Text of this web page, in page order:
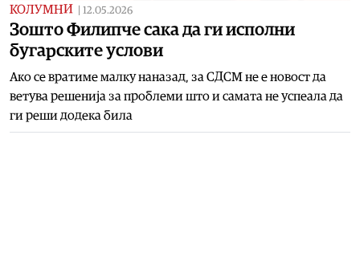
КОЛУМНИ 12.05.2026
Зошто Филипче сака да ги исполни
бугарските услови
Ако се вратиме малку наназад, за СДСМ не е новост да
ветува решенија за проблеми што и самата не успеала да
ги реши додека била